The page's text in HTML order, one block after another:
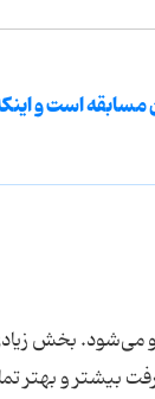
مسابقه است و
می‌شود. بخش
بیشتر و بهتر